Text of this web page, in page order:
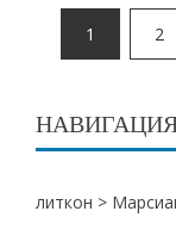
на
на
страници
1 2
литкон >